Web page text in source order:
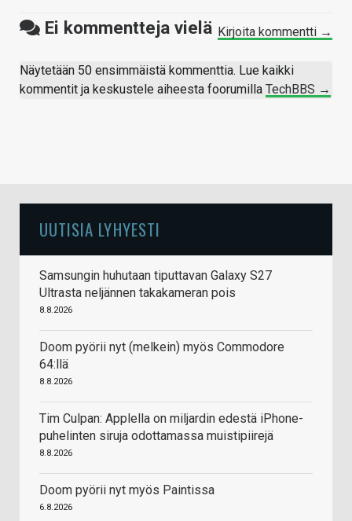
Ei kommentteja vielä Kirjoita kommentti →
Näytetään 50 ensimmäistä kommenttia. Lue kaikki
kommentit ja keskustele aiheesta foorumilla TechBBS →
UUTISIA LYHYESTI
Samsungin huhutaan tiputtavan Galaxy S27
Ultrasta neljännen takakameran pois
8.8.2026
Doom pyörii nyt (melkein) myös Commodore
64:llä
8.8.2026
Tim Culpan: Applella on miljardin edestä iPhone-
puhelinten siruja odottamassa muistipiirejä
8.8.2026
Doom pyörii nyt myös Paintissa
6.8.2026